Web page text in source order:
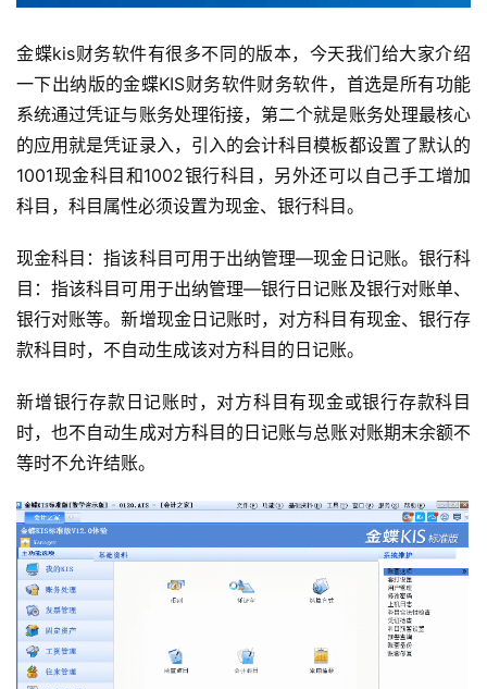
金蝶kis财务软件有很多不同的版本，今天我们给大家介绍
一下出纳版的金蝶KIS财务软件财务软件，首选是所有功能
系统通过凭证与账务处理衔接，第二个就是账务处理最核心
的应用就是凭证录入，引入的会计科目模板都设置了默认的
1001现金科目和1002银行科目，另外还可以自己手工增加
科目，科目属性必须设置为现金、银行科目。
现金科目：指该科目可用于出纳管理—现金日记账。银行科
目：指该科目可用于出纳管理—银行日记账及银行对账单、
银行对账等。新增现金日记账时，对方科目有现金、银行存
款科目时，不自动生成该对方科目的日记账。
新增银行存款日记账时，对方科目有现金或银行存款科目
时，也不自动生成对方科目的日记账与总账对账期末余额不
等时不允许结账。